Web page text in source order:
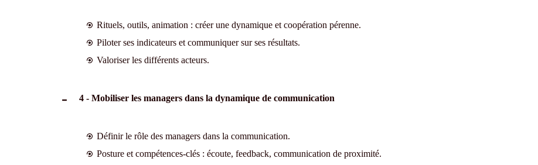
Rituels, outils, animation : créer une dynamique et coopération pérenne.
Piloter ses indicateurs et communiquer sur ses résultats.
Valoriser les différents acteurs.
4 - Mobiliser les managers dans la dynamique de communication
Définir le rôle des managers dans la communication.
Posture et compétences-clés : écoute, feedback, communication de proximité.